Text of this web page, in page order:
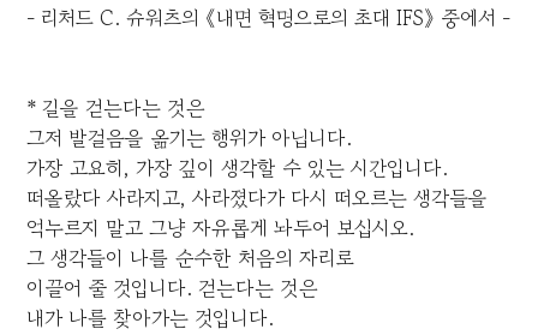
- 리처드 C. 슈워츠의 《내면 혁명으로의 초대 IFS》 중에서 -
* 길을 걷는다는 것은
그저 발걸음을 옮기는 행위가 아닙니다.
가장 고요히, 가장 깊이 생각할 수 있는 시간입니다.
떠올랐다 사라지고, 사라졌다가 다시 떠오르는 생각들을
억누르지 말고 그냥 자유롭게 놔두어 보십시오.
그 생각들이 나를 순수한 처음의 자리로
이끌어 줄 것입니다. 걷는다는 것은
내가 나를 찾아가는 것입니다.